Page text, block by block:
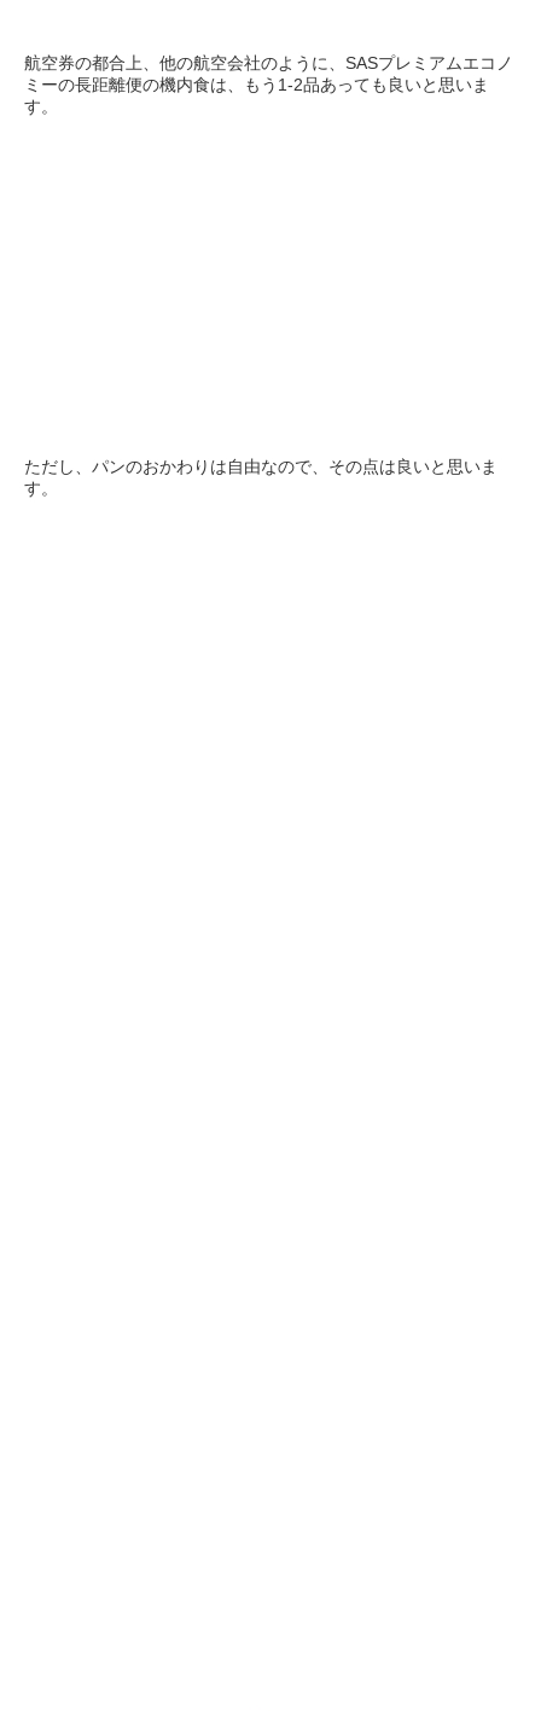
航空券の都合上、他の航空会社のように、SASプレミアムエコノ
ミーの長距離便の機内食は、もう1-2品あっても良いと思いま
す。
ただし、パンのおかわりは自由なので、その点は良いと思いま
す。